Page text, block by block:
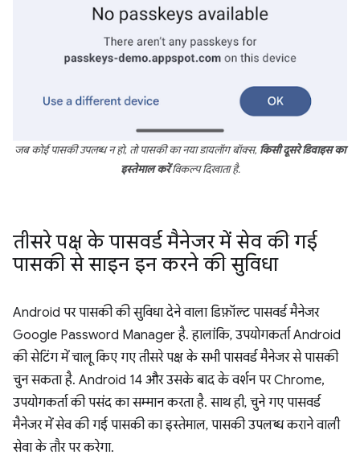
जब कोई पासकी उपलब्ध न हो, तो पासकी का नया डायलॉग बॉक्स, किसी दूसरे डिवाइस का
इस्तेमाल करेंविकल्प दिखाता है.
तीसरे पक्ष के पासवर्ड मैनेजर में सेव की गई
पासकी से साइन इन करने की सुविधा
Android पर पासकी की सुविधा देने वाला डिफ़ॉल्ट पासवर्ड मैनेजर
Google Password Manager है. हालांकि, उपयोगकर्ता Android
की सेटिंग में चालू किए गए तीसरे पक्ष के सभी पासवर्ड मैनेजर से पासकी
चुन सकता है. Android 14 और उसके बाद के वर्शन पर Chrome,
उपयोगकर्ता की पसंद का सम्मान करता है. साथ ही, चुने गए पासवर्ड
मैनेजर में सेव की गई पासकी का इस्तेमाल, पासकी उपलब्ध कराने वाली
सेवा के तौर पर करेगा.